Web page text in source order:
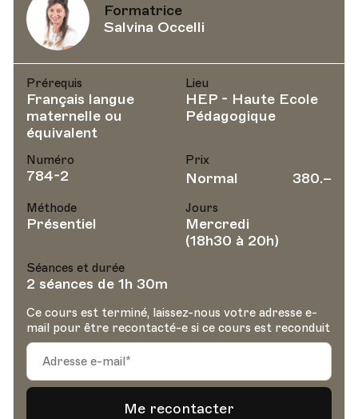
Formatrice
Salvina Occelli
Prérequis
Français langue
maternelle ou
équivalent
Lieu
HEP - Haute Ecole
Pédagogique
Numéro
784-2
Prix
Normal 380.–
Méthode
Présentiel
Jours
Mercredi
(18h30 à 20h)
Séances et durée
2 séances de 1h 30m
Ce cours est terminé, laissez-nous votre adresse e-
mail pour être recontacté-e si ce cours est reconduit